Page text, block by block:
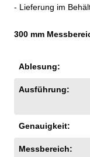
- Lieferung im
300 mm
Ablesung:
Ausführung:
Genauigkeit:
Messbereich: